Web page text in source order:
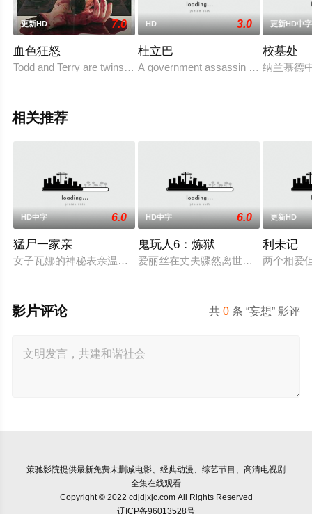
更新HD 7.0
血色狂怒
Todd and Terry are twins. They are blonde, cute, bri
HD 3.0
杜立巴
A government assassin comes out of
更新HD中字
校墓处
纳兰慕德
相关推荐
HD中字 6.0
猛尸一家亲
女子瓦娜的神秘表亲温思罗普突然仓皇登门，身后还跟着一个
HD中字 6.0
鬼玩人6：炼狱
爱丽丝在丈夫骤然离世后深陷悲痛，
更新HD
利未记
两个相爱
共0 条 “妄想” 影评
影片评论
策驰影院提供最新免费未删减电影、经典动漫、综艺节目、高清电视剧
全集在线观看
Copyright © 2022 cdjdjxjc.com All Rights Reserved
辽ICP备96013528号